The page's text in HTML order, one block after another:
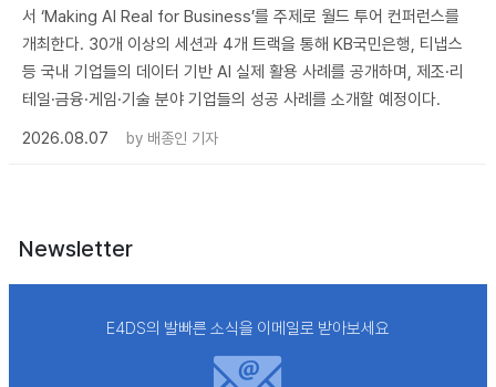
서 ‘Making AI Real for Business’를 주제로 월드 투어 컨퍼런스를
개최한다. 30개 이상의 세션과 4개 트랙을 통해 KB국민은행, 티냅스
등 국내 기업들의 데이터 기반 AI 실제 활용 사례를 공개하며, 제조·리
테일·금융·게임·기술 분야 기업들의 성공 사례를 소개할 예정이다.
2026.08.07
by 배종인 기자
Newsletter
E4DS의 발빠른 소식을 이메일로 받아보세요